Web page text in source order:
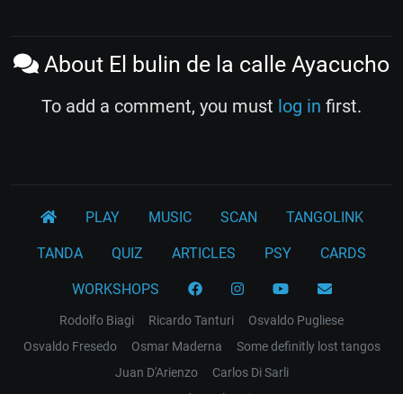
About El bulin de la calle Ayacucho
To add a comment, you must log in first.
PLAY MUSIC SCAN TANGOLINK
TANDA QUIZ ARTICLES PSY CARDS
WORKSHOPS
Rodolfo Biagi Ricardo Tanturi
Osvaldo Pugliese
Osvaldo Fresedo
Osmar Maderna
Some definitly lost tangos
Juan D'Arienzo
Carlos Di Sarli